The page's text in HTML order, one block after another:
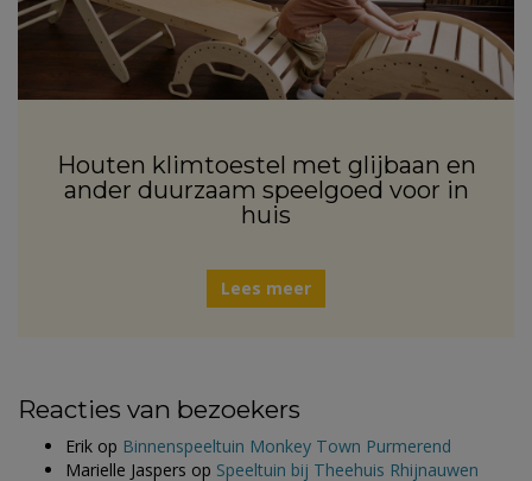
Houten klimtoestel met glijbaan en
ander duurzaam speelgoed voor in
huis
Lees meer
Reacties van bezoekers
Erik op Binnenspeeltuin Monkey Town Purmerend
Marielle Jaspers op Speeltuin bij Theehuis Rhijnauwen